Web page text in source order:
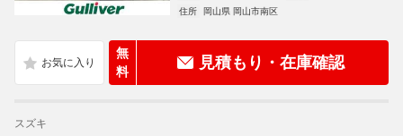
住所
岡山県 岡山市南区
無
料
見積もり・在庫確認
スズキ